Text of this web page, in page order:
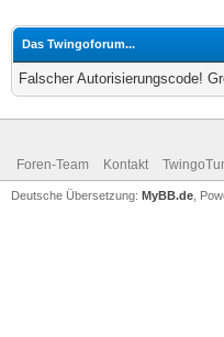
Das Twingoforum...
Falscher Autorisierungscode!
Foren-Team Kontakt
Deutsche Übersetzung: MyBB.de ,